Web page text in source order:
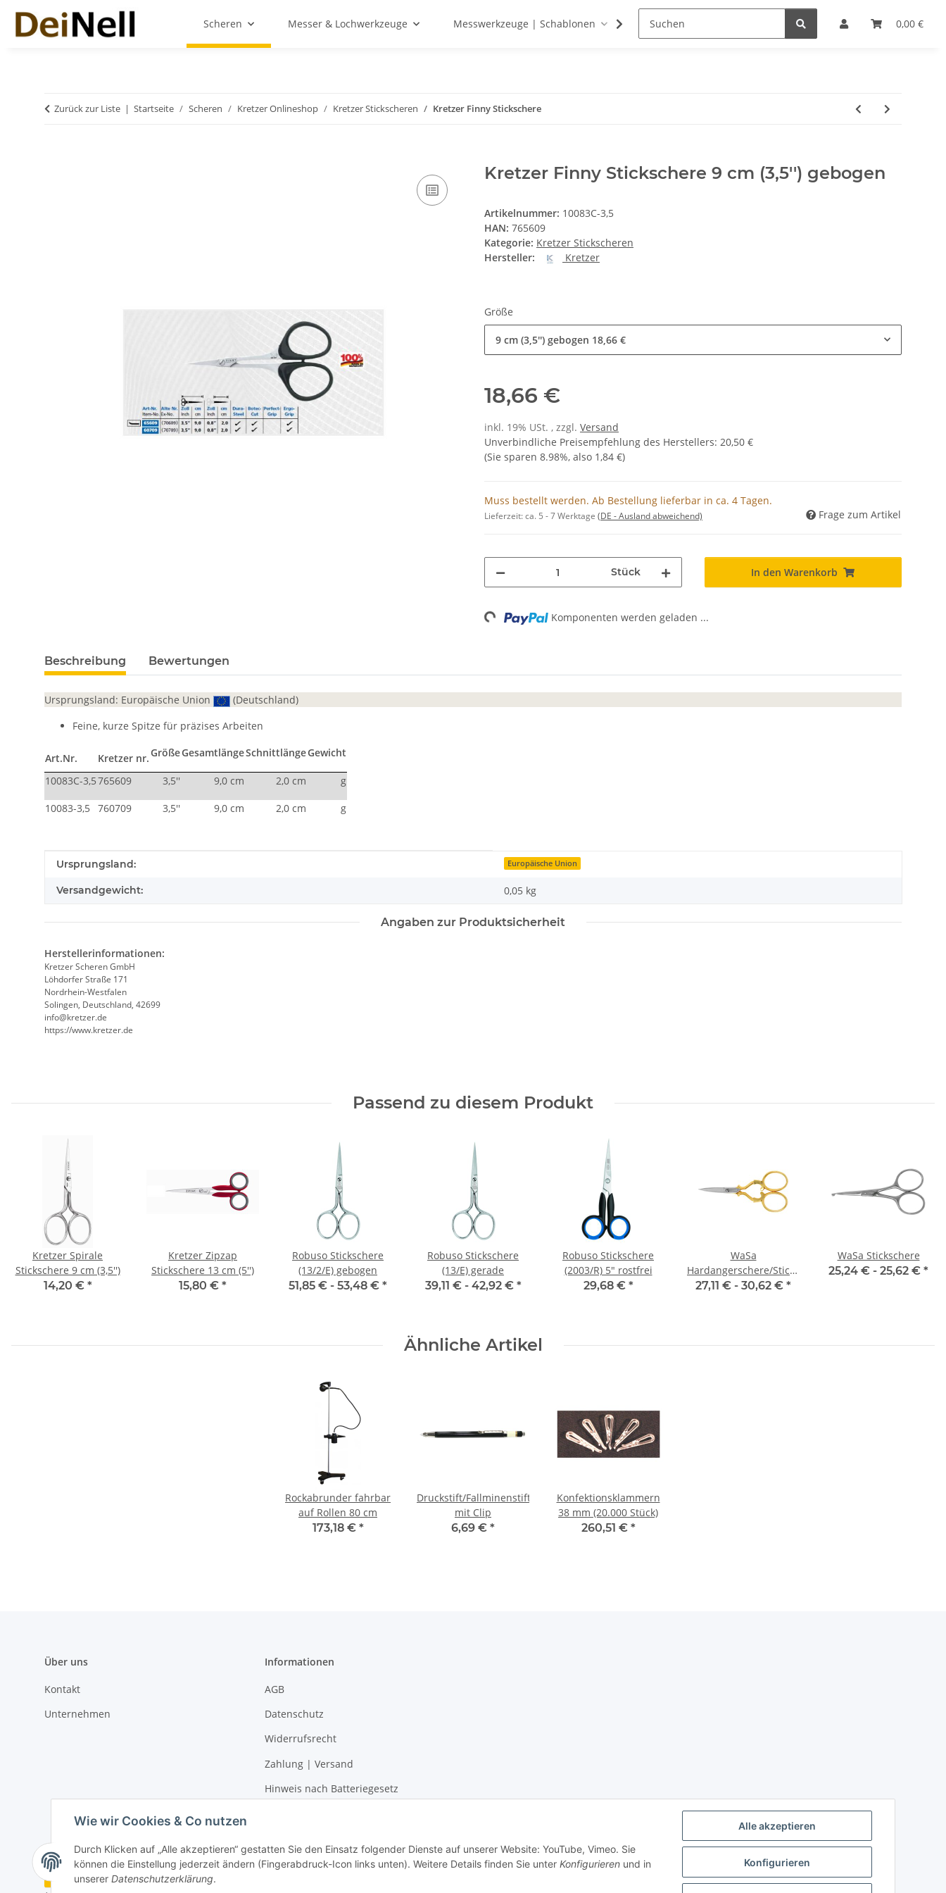
Alle akzeptieren
Konfigurieren
Wie wir Cookies & Co nutzen
Durch Klicken auf „Alle akzeptieren“ gestatten Sie den Einsatz folgender Dienste auf unserer Website: YouTube, Vimeo. Sie
können die Einstellung jederzeit ändern (Fingerabdruck-Icon links unten). Weitere Details finden Sie unter Konfigurieren und in
unserer Datenschutzerklärung.
0,00 €
Scheren Messer & Lochwerkzeuge Messwerkzeuge | Schablonen Lupen Sonstiges SALE %
Zurück zur Liste Startseite Scheren Kretzer Onlineshop Kretzer Stickscheren Kretzer Finny Stickschere
Kretzer Finny Stickschere 9 cm (3,5'') gebogen
Artikelnummer: 10083C-3,5
HAN: 765609
Kategorie: Kretzer Stickscheren
Hersteller:
Kretzer
Größe
9 cm (3,5'') gebogen 18,66 €
18,66 €
inkl. 19% USt. , zzgl. Versand
Unverbindliche Preisempfehlung des Herstellers: 20,50 €
(Sie sparen 8.98%, also 1,84 €)
Muss bestellt werden. Ab Bestellung lieferbar in ca. 4 Tagen.
Lieferzeit:ca. 5 - 7 Werktage (DE - Ausland abweichend) Frage zum Artikel
Stück In den Warenkorb
Loading... Komponenten werden geladen ...
Beschreibung Bewertungen
Ursprungsland: Europäische Union
(Deutschland)
Feine, kurze Spitze für präzises Arbeiten
Art.Nr. Kretzer nr.GrößeGesamtlängeSchnittlängeGewicht
10083C-3,5765609 3,5'' 9,0 cm 2,0 cm g
10083-3,5 760709 3,5'' 9,0 cm 2,0 cm g
Produkteigenschaft
Wert
Ursprungsland: Europäische Union
Versandgewicht: 0,05 kg
Angaben zur Produktsicherheit
Herstellerinformationen:
Kretzer Scheren GmbH
Löhdorfer Straße 171
Nordrhein-Westfalen
Solingen, Deutschland, 42699
info@kretzer.de
https://www.kretzer.de
Passend zu diesem Produkt
Kretzer Spirale
Stickschere 9 cm (3,5'')
14,20 € *
Kretzer Zipzap
Stickschere 13 cm (5'')
15,80 € *
Robuso Stickschere
(13/2/E) gebogen
51,85 € - 53,48 € *
Robuso Stickschere
(13/E) gerade
39,11 € - 42,92 € *
Robuso Stickschere
(2003/R) 5" rostfrei
29,68 € *
WaSa
Hardangerschere/Stickschere
3,5"
27,11 € - 30,62 € *
WaSa Stickschere
25,24 € - 25,62 € *
Ähnliche Artikel
Rockabrunder fahrbar
auf Rollen 80 cm
173,18 € *
Druckstift/Fallminenstift
mit Clip
6,69 € *
Konfektionsklammern
38 mm (20.000 Stück)
260,51 € *
Über uns
Kontakt
Unternehmen
Informationen
AGB
Datenschutz
Widerrufsrecht
Zahlung | Versand
Hinweis nach Batteriegesetz
Vertrag widerrufen